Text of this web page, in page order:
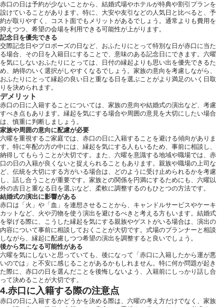
赤口の日は予約が少ないことから、結婚式場やホテルが特典や割引プランを
設けていることがあります。特に、大安や友引などの人気日と比べると、予
約が取りやすく、コスト面でもメリットがあるでしょう。通常よりも費用を
抑えつつ、希望の会場を利用できる可能性が上がります。
記念日を優先できる
交際記念日やプロポーズの日など、おふたりにとって特別な日が赤口に当た
る場合、その日を入籍日にすることで、意味のある記念日にできます。六曜
を気にしないおふたりにとっては、日付の縁起よりも思い出を優先できるた
め、納得のいく選択がしやすくなるでしょう。家族の意向を考慮しながら、
おふたりにとって縁起の良い日と重なる日を選ぶことがより満足のいく日取
りを決められます。
デメリット
赤口の日に入籍することについては、家族の意向や結婚式の演出など、考慮
すべき点もあります。縁起を気にする場合や周囲の意見を大切にしたい場合
は、慎重に判断しましょう。
家族や周囲の意向に配慮が必要
六曜を重視するご家庭では、赤口の日に入籍することを避ける傾向がありま
す。特に年配の方の中には、縁起を気にする人もいるため、事前に相談し、
納得してもらうことが大切です。また、六曜を意識する地域や職場では、赤
口の日の入籍が良くないと捉えられることもあります。親族や職場の上司な
ど、伝統を大切にする方がいる場合は、どのように受け止められるかを考慮
し、話し合うことが重要です。家族との関係を円満にするためにも、六曜以
外の吉日と重なる日を選ぶなど、柔軟に調整するのもひとつの方法です。
結婚式の演出に影響がある
赤口は「火」や「血」を連想させることから、キャンドルサービスやケーキ
カットなど、火や刃物を使う演出を避けるべきと考える方もいます。結婚式
を挙げる際に、こうした縁起を気にする親族やゲストがいる場合は、演出の
内容について事前に相談しておくことが大切です。式場のプランナーと相談
しながら、縁起に配慮しつつ希望の演出を調整すると良いでしょう。
後から気になる可能性がある
六曜を気にしないと思っていても、後になって「赤口に入籍したから運が悪
いのでは」と不安に感じることがあるかもしれません。特に何か問題が起き
た際に、赤口の日を選んだことを後悔しないよう、入籍前にしっかり話し合
って決めることが大切です。
4.赤口に入籍する際の注意点
赤口の日に入籍するかどうかを決める際は、六曜の考え方だけでなく、家族